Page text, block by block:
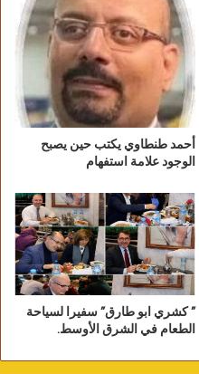
لملتقى الأقصر الدولي للتصوير
للملتقى تشكلت من من
أسماء النواوى أستاذ
البريطانية (قوميسير
وكيل كلية الفنون
أبو زيد الأستاذ بكلية
وليد قانوش، صالح
الفنون الجميلة وجامعة
التشكيليين، وليد
المستشار أحمد
أحمد طنطاوي يكتب حين يصبح
الوجود علامة استفهام
” كشري ابو طارق” سفيرا لسياحة
الطعام في الشرق الأوسط.